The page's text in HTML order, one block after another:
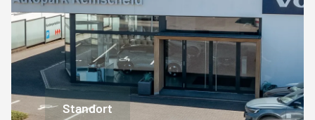
Standort
Standort
Standort
Standort